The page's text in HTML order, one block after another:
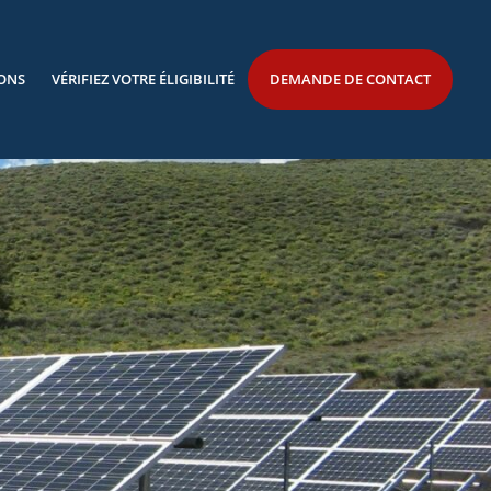
VÉRIFIEZ VOTRE ÉLIGIBILITÉ DEMANDE DE CONTACT